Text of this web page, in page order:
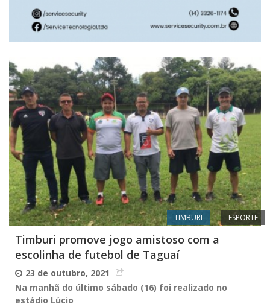
TIMBURI ESPORTE
Timburi promove jogo amistoso com a
escolinha de futebol de Taguaí
23 de outubro, 2021
Na manhã do último sábado (16) foi realizado no
estádio Lúcio